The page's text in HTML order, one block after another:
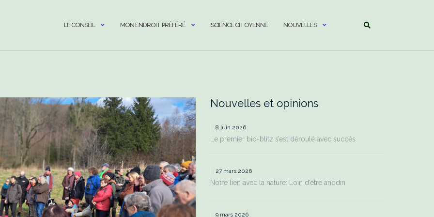
LE CONSEIL MON ENDROIT PRÉFÉRÉ SCIENCE CITOYENNE NOUVELLES
Nouvelles et opinions
8 juin 2026
Le premier bio-blitz s’est déroulé avec succès
27 mars 2026
Notre lien avec la nature: Loin d’être anodin
9 mars 2026